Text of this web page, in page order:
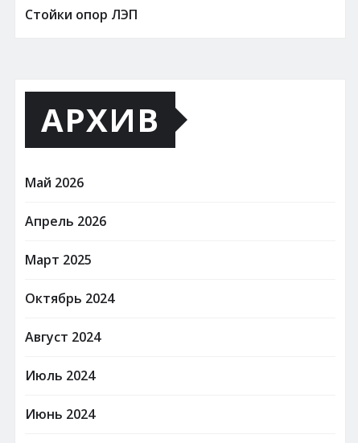
Стойки опор ЛЭП
АРХИВ
Май 2026
Апрель 2026
Март 2025
Октябрь 2024
Август 2024
Июль 2024
Июнь 2024